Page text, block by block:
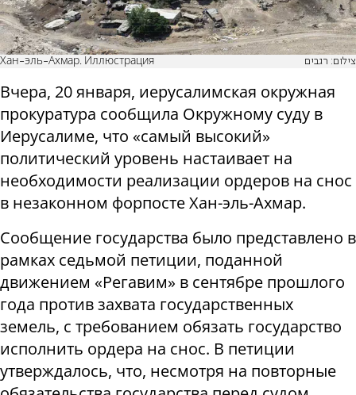
Хан-эль-Ахмар. Иллюстрация צילום: רגבים
Вчера, 20 января, иерусалимская окружная
прокуратура сообщила Окружному суду в
Иерусалиме, что «самый высокий»
политический уровень настаивает на
необходимости реализации ордеров на снос
в незаконном форпосте Хан-эль-Ахмар.
Сообщение государства было представлено в
рамках седьмой петиции, поданной
движением «Регавим» в сентябре прошлого
года против захвата государственных
земель, с требованием обязать государство
исполнить ордера на снос. В петиции
утверждалось, что, несмотря на повторные